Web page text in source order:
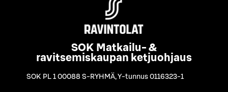
SOK Matkailu- &
ravitsemiskaupan ketjuohjaus
SOK PL 1 00088 S-RYHMÄ,Y-tunnus 0116323-1